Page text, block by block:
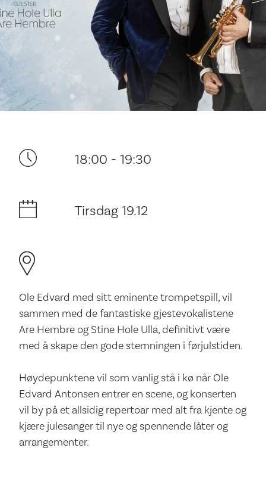
Ditt besøk
18:00 - 19:30
Tirsdag 19.12
Ole Edvard med sitt eminente trompetspill, vil
sammen med de fantastiske gjestevokalistene
Are Hembre og Stine Hole Ulla, definitivt være
med å skape den gode stemningen i førjulstiden.
Høydepunktene vil som vanlig stå i kø når Ole
Edvard Antonsen entrer en scene, og konserten
vil by på et allsidig repertoar med alt fra kjente og
kjære julesanger til nye og spennende låter og
arrangementer.